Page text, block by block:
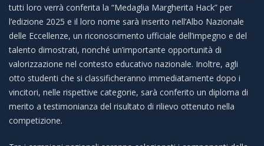
tutti loro verrà conferita la “Medaglia Margherita Hack” per
l’edizione 2025 e il loro nome sarà inserito nell’Albo Nazionale
delle Eccellenze, un riconoscimento ufficiale dell’impegno e del
talento dimostrati, nonché un’importante opportunità di
valorizzazione nel contesto educativo nazionale. Inoltre, agli
otto studenti che si classificheranno immediatamente dopo i
vincitori, nelle rispettive categorie, sarà conferito un diploma di
merito a testimonianza del risultato di rilievo ottenuto nella
competizione.